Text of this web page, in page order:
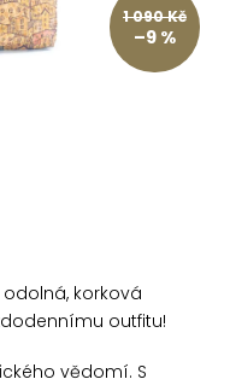
1 090 Kč
–9 %
korková
outfitu!
vědomí. S